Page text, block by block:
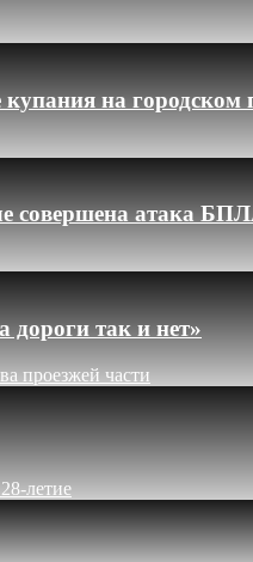
на городском
совершена атака
так и нет»
проезжей части
летие